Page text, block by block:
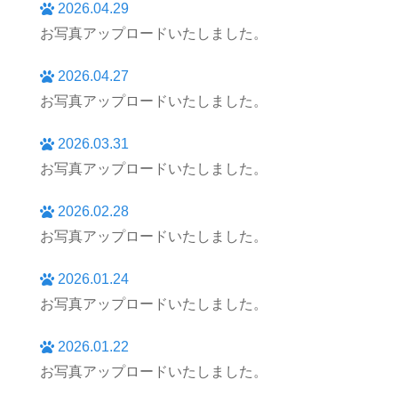
2026.04.29
お写真アップロードいたしました。
2026.04.27
お写真アップロードいたしました。
2026.03.31
お写真アップロードいたしました。
2026.02.28
お写真アップロードいたしました。
2026.01.24
お写真アップロードいたしました。
2026.01.22
お写真アップロードいたしました。